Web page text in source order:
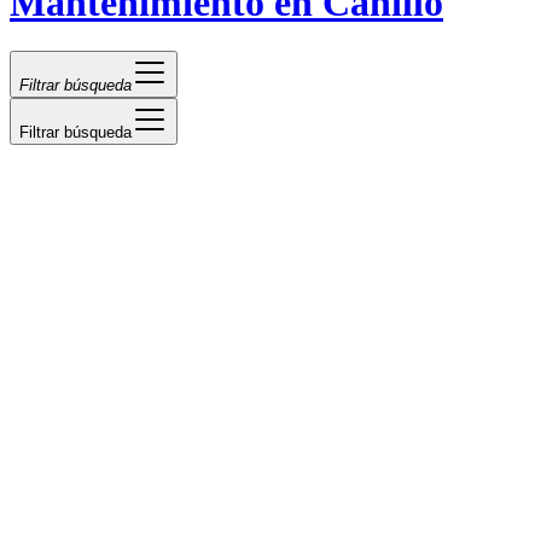
Filtrar búsqueda
Filtrar búsqueda